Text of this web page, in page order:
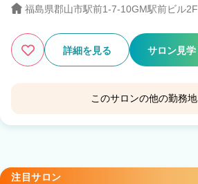
福島県郡山市駅前1-7-10GM駅前ビル2F
詳細を見る サロン見学
このサロンの他の勤務地
Agu hair jack会津若松
Agu hair polite 会津若松店
注目サロン